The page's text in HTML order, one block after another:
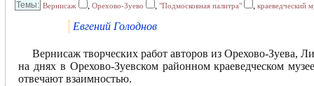
Вернисаж , Орехово-Зуево , "Подмосковная палитра" , краеведческий
Евгений Голоднов
Вернисаж творческих работ авторов из Орехово-Зуева,
на днях в Орехово-Зуевском районном краеведческом
отвечают взаимностью.